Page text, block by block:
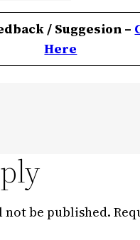
/ Suggesion –
Here
not be published.